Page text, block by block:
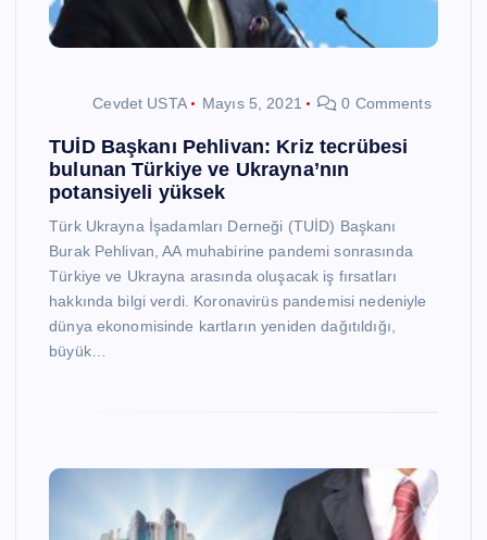
Cevdet USTA Mayıs 5, 2021 0 Comments
TUİD Başkanı Pehlivan: Kriz tecrübesi
bulunan Türkiye ve Ukrayna’nın
potansiyeli yüksek
Türk Ukrayna İşadamları Derneği (TUİD) Başkanı
Burak Pehlivan, AA muhabirine pandemi sonrasında
Türkiye ve Ukrayna arasında oluşacak iş fırsatları
hakkında bilgi verdi. Koronavirüs pandemisi nedeniyle
dünya ekonomisinde kartların yeniden dağıtıldığı,
büyük…